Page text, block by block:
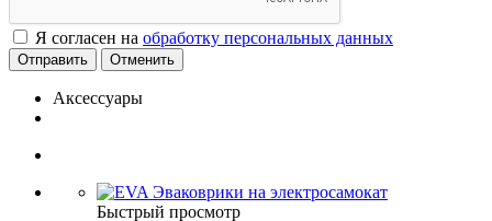
Я согласен на обработку персональных данных
Отменить
Аксессуары
Быстрый просмотр